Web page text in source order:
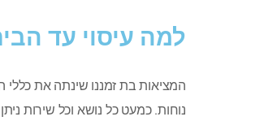
למה עיסוי עד
המציאות בת זמננו שינתה את כללי
נוחות. כמעט כל נושא וכל שירות